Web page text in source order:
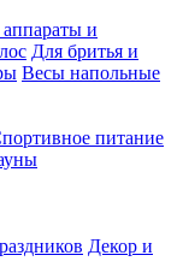
и
Для бритья и
Весы напольные
питание
Декор и